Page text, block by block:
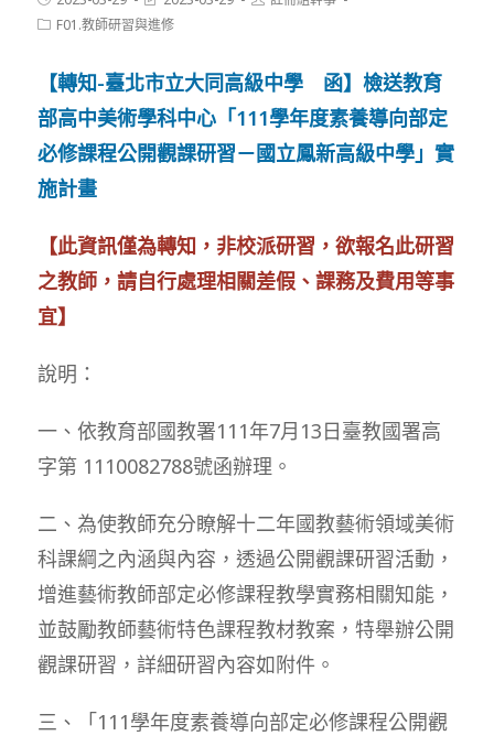
published:
last
modified:
PostF01.教師研習與進修
【轉知-臺北市立大同高級中學 函】檢送教育
部高中美術學科中心「111學年度素養導向部定
必修課程公開觀課研習－國立鳳新高級中學」實
施計畫
【此資訊僅為轉知，非校派研習，欲報名此研習
之教師，請自行處理相關差假、課務及費用等事
宜】
說明：
一、依教育部國教署111年7月13日臺教國署高
字第 1110082788號函辦理。
二、為使教師充分瞭解十二年國教藝術領域美術
科課綱之內涵與內容，透過公開觀課研習活動，
增進藝術教師部定必修課程教學實務相關知能，
並鼓勵教師藝術特色課程教材教案，特舉辦公開
觀課研習，詳細研習內容如附件。
三、「111學年度素養導向部定必修課程公開觀